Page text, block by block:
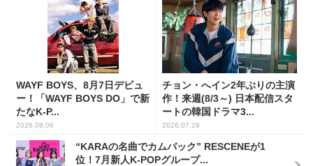
WAYF BOYS、8月7日デビュ
ー！「WAYF BOYS DO」で新
たなK-P...
2026.08.06
チョン・へイン2年ぶりの主演
作！来週(8/3～) 日本配信スタ
ートの韓国ドラマ3...
2026.07.29
“KARAの名曲でカムバック” RESCENEが1
位！7月新人K-POPグループ...